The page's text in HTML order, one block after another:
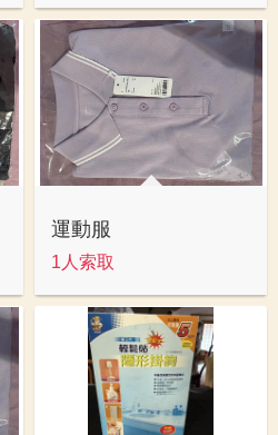
運動服
1人索取